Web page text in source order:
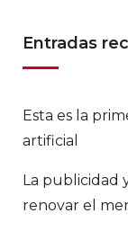
Entradas
Esta es la
artificial
La publicidad
renovar el